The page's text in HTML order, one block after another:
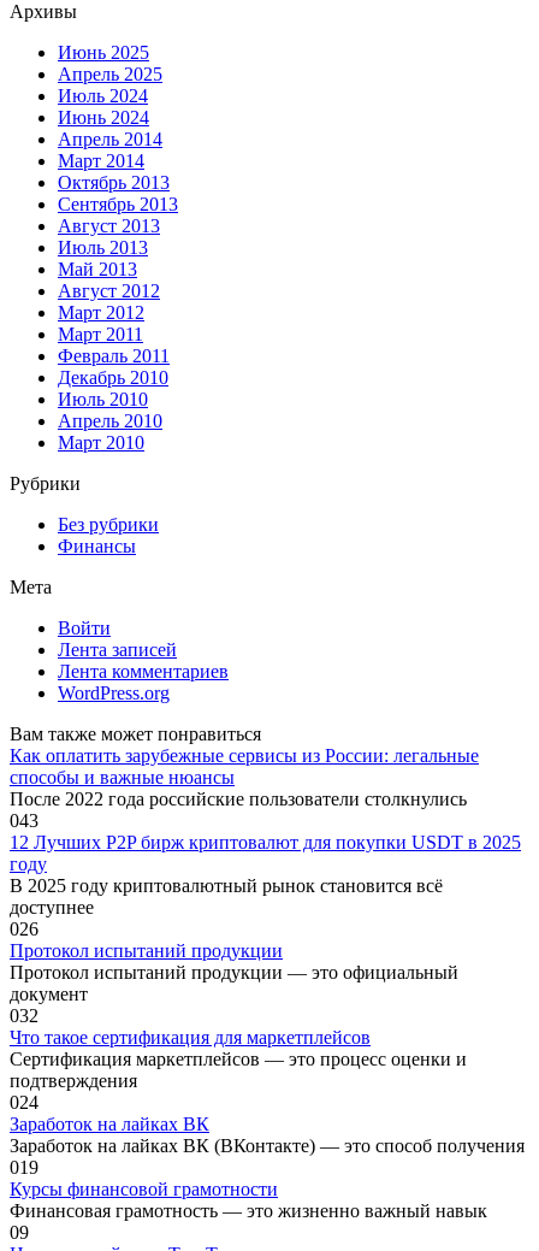
Архивы
Июнь 2025
Апрель 2025
Июль 2024
Июнь 2024
Апрель 2014
Март 2014
Октябрь 2013
Сентябрь 2013
Август 2013
Июль 2013
Май 2013
Август 2012
Март 2012
Март 2011
Февраль 2011
Декабрь 2010
Июль 2010
Апрель 2010
Март 2010
Рубрики
Без рубрики
Финансы
Мета
Войти
Лента записей
Лента комментариев
WordPress.org
Вам также может понравиться
Как оплатить зарубежные сервисы из России: легальные
способы и важные нюансы
После 2022 года российские пользователи столкнулись
043
12 Лучших P2P бирж криптовалют для покупки USDT в 2025
году
В 2025 году криптовалютный рынок становится всё
доступнее
026
Протокол испытаний продукции
Протокол испытаний продукции — это официальный
документ
032
Что такое сертификация для маркетплейсов
Сертификация маркетплейсов — это процесс оценки и
подтверждения
024
Заработок на лайках ВК
Заработок на лайках ВК (ВКонтакте) — это способ получения
019
Курсы финансовой грамотности
Финансовая грамотность — это жизненно важный навык
09